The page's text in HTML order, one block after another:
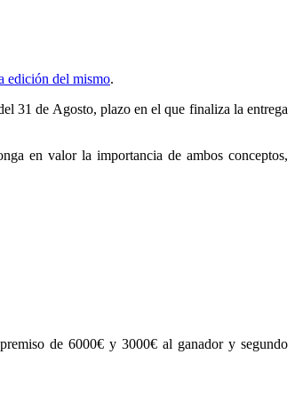
edición del mismo.
31 de Agosto, plazo en el que finaliza la entrega
en valor la importancia de ambos conceptos,
de 6000€ y 3000€ al ganador y segundo